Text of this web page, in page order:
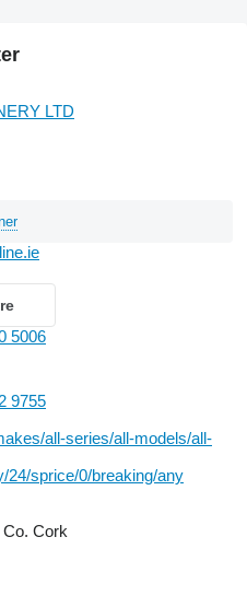
LTD
5006
9755
all-series/all-models/all-
24/sprice/0/breaking/any
Cork